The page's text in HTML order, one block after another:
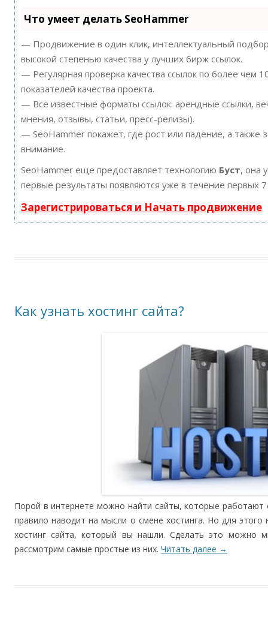
Что умеет делать SeoHammer
— Продвижение в один клик, интеллектуальный
высокой степенью качества у лучших бирж ссылок.
— Регулярная проверка качества ссылок по более чем
показателей качества проекта.
— Все известные форматы ссылок: арендные ссылки,
мнения, отзывы, статьи, пресс-релизы).
— SeoHammer покажет, где рост или падение, а также
внимание.
SeoHammer еще предоставляет технологию Буст, она
первые результаты появляются уже в течение первых
Зарегистрироваться и Начать продвижение
Как узнать хостинг сайта?
Порой в интернете можно найти сайты, которые
правило наводит на мысли о смене хостинга. Но для этого
хостинг сайта, который вы нашли. Сделать это можно
рассмотрим самые простые из них. Читать далее →